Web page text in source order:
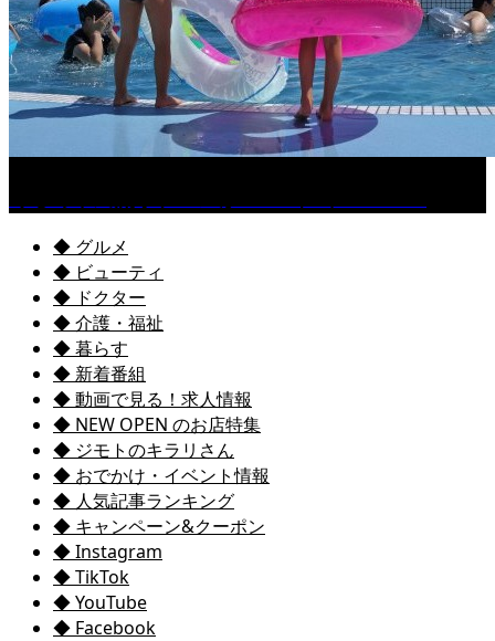
◆ グルメ
◆ ビューティ
◆ ドクター
◆ 介護・福祉
◆ 暮らす
◆ 新着番組
◆ 動画で見る！求人情報
◆ NEW OPEN のお店特集
◆ ジモトのキラリさん
◆ おでかけ・イベント情報
◆ 人気記事ランキング
◆ キャンペーン&クーポン
◆ Instagram
◆ TikTok
◆ YouTube
◆ Facebook